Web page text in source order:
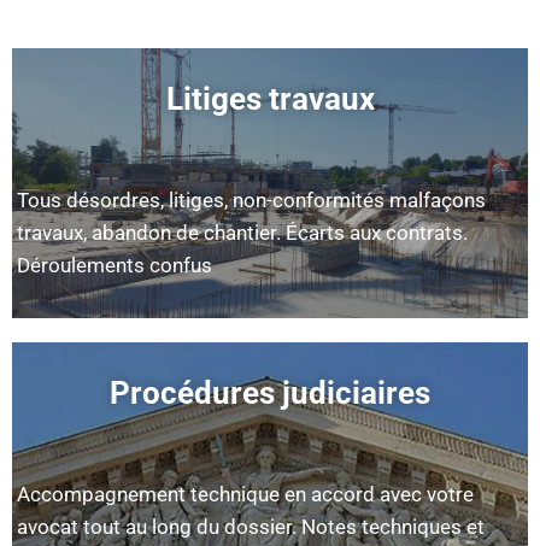
Litiges travaux
Tous désordres, litiges, non-conformités malfaçons
travaux, abandon de chantier. Écarts aux contrats.
Déroulements confus
Procédures judiciaires
Accompagnement technique en accord avec votre
avocat tout au long du dossier. Notes techniques et